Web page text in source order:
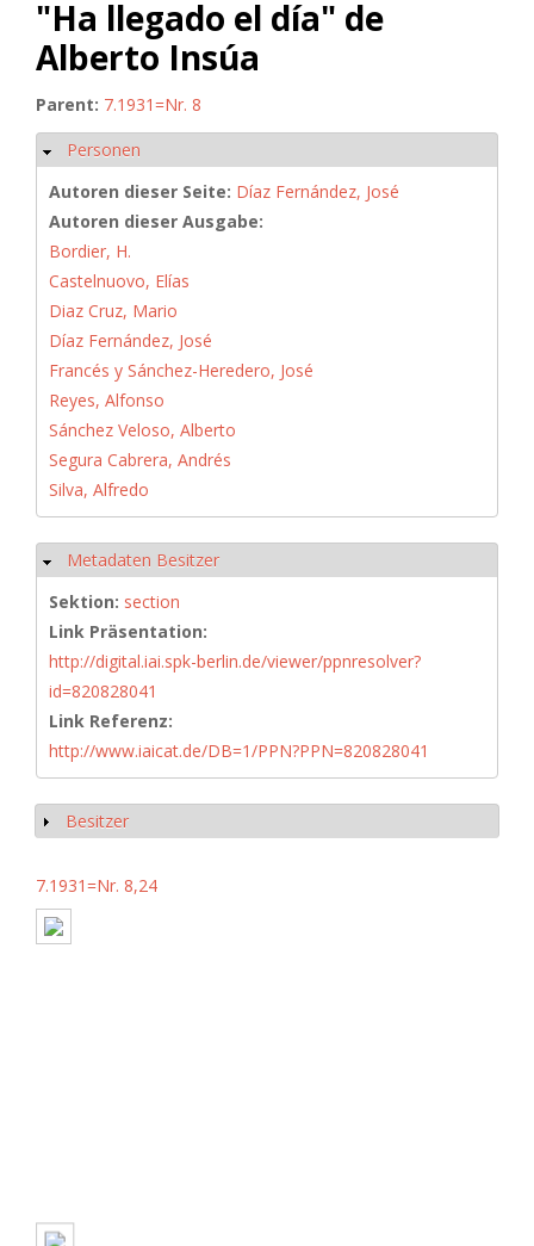
"Ha llegado el día" de
Alberto Insúa
Parent: 7.1931=Nr. 8
Ausblenden
Personen
Autoren dieser Seite: Díaz Fernández, José
Autoren dieser Ausgabe:
Bordier, H.
Castelnuovo, Elías
Diaz Cruz, Mario
Díaz Fernández, José
Francés y Sánchez-Heredero, José
Reyes, Alfonso
Sánchez Veloso, Alberto
Segura Cabrera, Andrés
Silva, Alfredo
Ausblenden
Metadaten Besitzer
Sektion: section
Link Präsentation:
http://digital.iai.spk-berlin.de/viewer/ppnresolver?
id=820828041
Link Referenz:
http://www.iaicat.de/DB=1/PPN?PPN=820828041
Anzeigen
Besitzer
7.1931=Nr. 8,24